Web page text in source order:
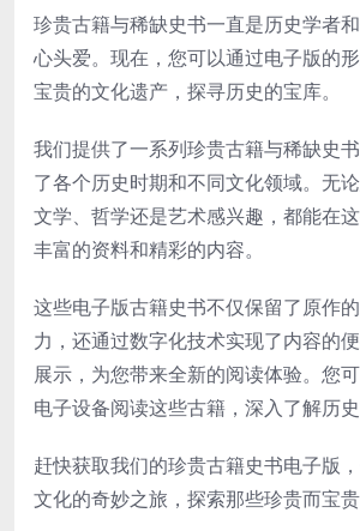
珍贵古籍与稀缺史书一直是历史学者
心头爱。现在，您可以通过电子版的
宝贵的文化遗产，探寻历史的宝库。
我们提供了一系列珍贵古籍与稀缺史
了各个历史时期和不同文化领域。无论
文学、哲学还是艺术感兴趣，都能在
丰富的资料和精彩的内容。
这些电子版古籍史书不仅保留了原作
力，还通过数字化技术实现了内容的
展示，为您带来全新的阅读体验。您
电子设备阅读这些古籍，深入了解历史
赶快获取我们的珍贵古籍史书电子版
文化的奇妙之旅，探索那些珍贵而宝